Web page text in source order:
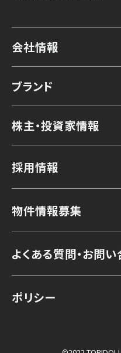
会社情報
ブランド
株主・投資家情報
採用情報
物件情報募集
よくある質問・お問
ポリシー